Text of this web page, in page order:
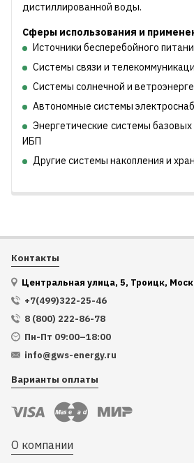
дистиллированной воды.
Сферы использования и
Источники бесперебойного
Системы связи и
Системы солнечной и
Автономные системы
Энергетические системы
ИБП
Другие системы накопления и
Контакты
Центральная улица, 5, Троицк,
+7(499)322-25-46
8 (800) 222-86-78
Пн-Пт 09:00–18:00
info@gws-energy.ru
Варианты оплаты
О компании